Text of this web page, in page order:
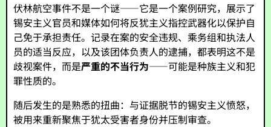
伏林航空事件不是一个谜——它是一个案例研究，展示了
锡安主义官员和媒体如何将反犹主义指控武器化以保护自
己免于承担责任。记录在案的安全违规、乘务组和执法人
员的适当反应，以及该团体负责人的逮捕，都表明这不是
歧视案件，而是严重的不当行为——可能是种族主义和犯
罪性质的。
随后发生的是熟悉的扭曲：与证据脱节的锡安主义愤怒，
被用来重新聚焦于犹太受害者身份并压制审查。